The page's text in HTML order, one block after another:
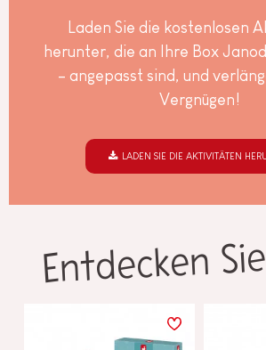
Laden Sie die kostenlosen
herunter, die an Ihre Box
– angepasst sind, und
Vergnügen!
LADEN SIE DIE AKTIVITÄTEN
Entdecken